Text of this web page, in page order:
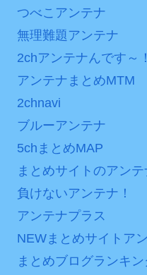
はチキン」
七ツ森りり ご令嬢と召使
いの禁断の恋…1日だけ許さ
れた夫婦としての時間をひ
たすら愛し合う。
Powered by livedoor 相
互RSS
つべこアンテナ
無理難題アンテナ
2chアンテナんです～！
アンテナまとめMTM
2chnavi
ブルーアンテナ
5chまとめMAP
まとめサイトのアンテ
負けないアンテナ！
アンテナプラス
NEWまとめサイトア
まとめブログランキン